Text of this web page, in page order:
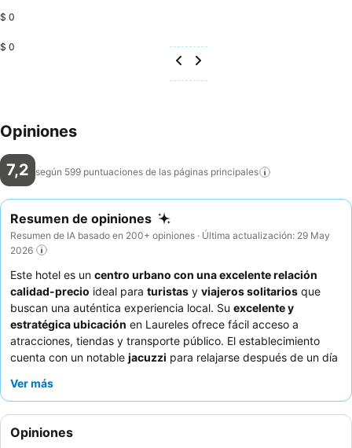
$ 0
$ 0
Opiniones
7,2 según 599 puntuaciones de las páginas principales
Resumen de opiniones
Resumen de IA basado en 200+ opiniones · Última actualización: 29 May
2026
Este hotel es un centro urbano con una excelente relación
calidad-precio ideal para turistas y viajeros solitarios que
buscan una auténtica experiencia local. Su excelente y
estratégica ubicación en Laureles ofrece fácil acceso a
atracciones, tiendas y transporte público. El establecimiento
cuenta con un notable jacuzzi para relajarse después de un día
personal atento y amable
estancia más tranquila, considere solicitar una habitación que no
dé a las zonas comunes.
Ver más
Opiniones